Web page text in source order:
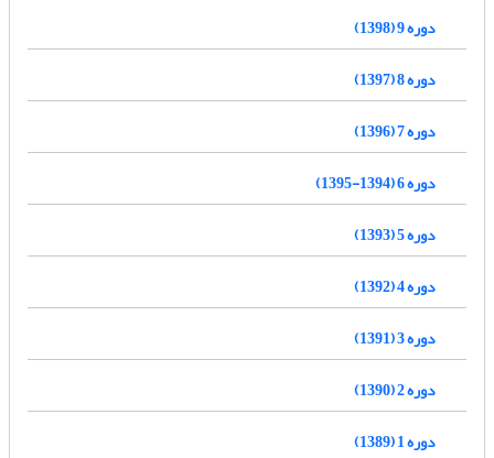
دوره 9 (1398)
دوره 8 (1397)
دوره 7 (1396)
دوره 6 (1394-1395)
دوره 5 (1393)
دوره 4 (1392)
دوره 3 (1391)
دوره 2 (1390)
دوره 1 (1389)